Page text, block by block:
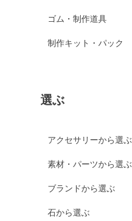
ゴム・制作道具
制作キット・パック
選ぶ
アクセサリーから選ぶ
素材・パーツから選ぶ
ブランドから選ぶ
石から選ぶ